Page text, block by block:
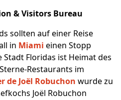
& Visitors Bureau
sollten auf einer Reise
in Miami einen Stopp
Floridas ist Heimat des
Restaurants im
de Joël Robuchon wurde zu
Joël Robuchon